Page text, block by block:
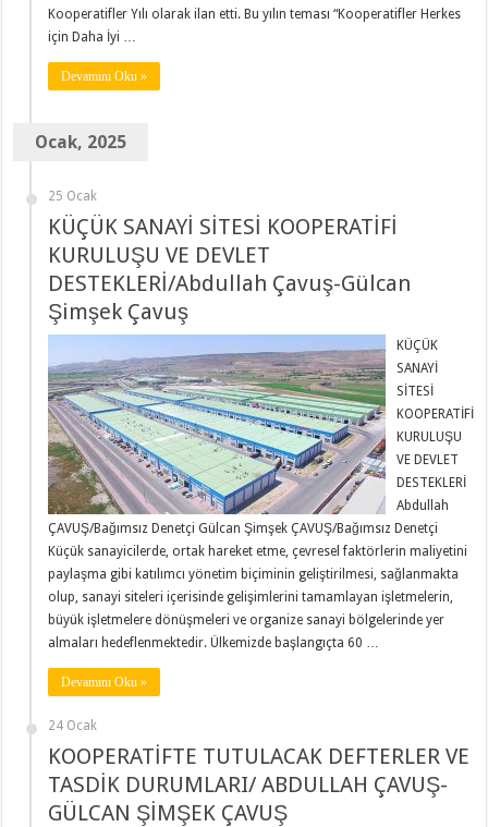
Kooperatifler Yılı olarak ilan etti. Bu yılın teması “Kooperatifler Herkes
için Daha İyi …
Devamını Oku »
Ocak, 2025
25 Ocak
KÜÇÜK SANAYİ SİTESİ KOOPERATİFİ
KURULUŞU VE DEVLET
DESTEKLERİ/Abdullah Çavuş-Gülcan
Şimşek Çavuş
KÜÇÜK
SANAYİ
SİTESİ
KOOPERATİFİ
KURULUŞU
VE DEVLET
DESTEKLERİ
Abdullah
ÇAVUŞ/Bağımsız Denetçi Gülcan Şimşek ÇAVUŞ/Bağımsız Denetçi
Küçük sanayicilerde, ortak hareket etme, çevresel faktörlerin maliyetini
paylaşma gibi katılımcı yönetim biçiminin geliştirilmesi, sağlanmakta
olup, sanayi siteleri içerisinde gelişimlerini tamamlayan işletmelerin,
büyük işletmelere dönüşmeleri ve organize sanayi bölgelerinde yer
almaları hedeflenmektedir. Ülkemizde başlangıçta 60 …
Devamını Oku »
24 Ocak
KOOPERATİFTE TUTULACAK DEFTERLER VE
TASDİK DURUMLARI/ ABDULLAH ÇAVUŞ-
GÜLCAN ŞİMŞEK ÇAVUŞ